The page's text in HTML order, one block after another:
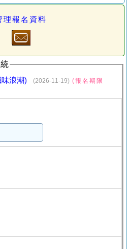
理報名資料
浪潮) (2026-11-19) (報名期限